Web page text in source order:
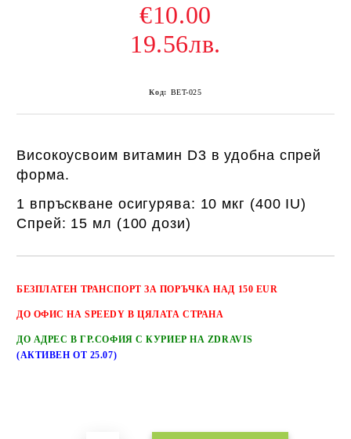
€10.00
19.56лв.
Код: BET-025
Високоусвоим витамин D3 в удобна спрей
форма.
1 впръскване осигурява: 10 мкг (400 IU)
Спрей: 15 мл (100 дози)
БЕЗПЛАТЕН ТРАНСПОРТЗА ПОРЪЧКА НАД 150 EUR
ДО ОФИС НА SPEEDY В ЦЯЛАТА СТРАНА
ДО АДРЕС В ГР.СОФИЯ С КУРИЕР НА ZDRAVIS
(АКТИВЕН ОТ 25.07)